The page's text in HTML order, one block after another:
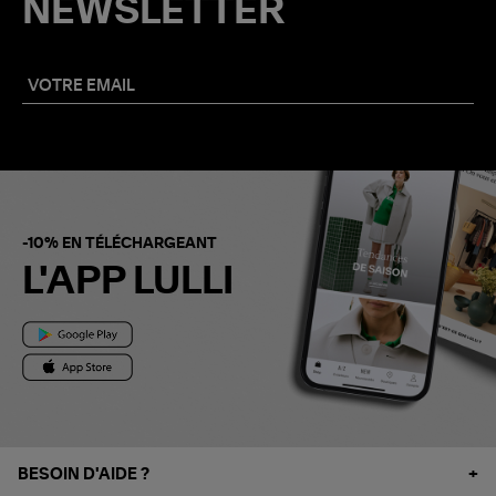
NEWSLETTER
-10% EN TÉLÉCHARGEANT
L'APP LULLI
BESOIN D'AIDE ?